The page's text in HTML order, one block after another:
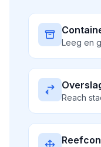
Leeg en
Reach